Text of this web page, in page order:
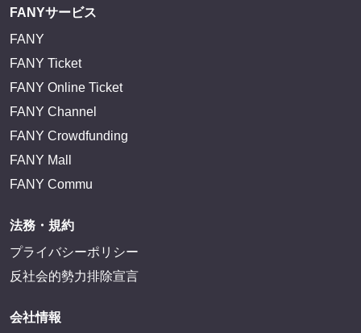
FANYサービス
FANY
FANY Ticket
FANY Online Ticket
FANY Channel
FANY Crowdfunding
FANY Mall
FANY Commu
法務・規約
プライバシーポリシー
反社会的勢力排除宣言
会社情報